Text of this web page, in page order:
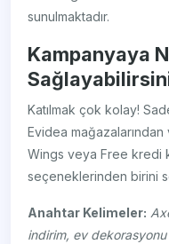
sunulmaktadır.
Kampanyaya
Katılmak çok kolay!
Evidea mağazalarından
Wings veya Free kredi
seçeneklerinden birini
Anahtar Kelimeler:
indirim, ev dekorasyonu